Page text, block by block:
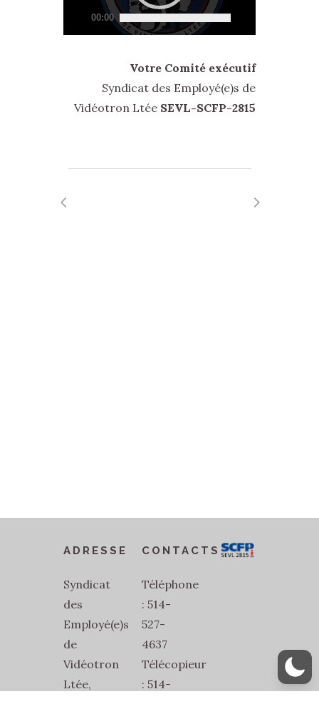
00:00
Votre Comité exécutif
Syndicat des Employé(e)s de
Vidéotron Ltée SEVL-SCFP-2815
ADRESSE
Syndicat
des
Employé(e)s
de
Vidéotron
Ltée,
CONTACTS
Téléphone
: 514-
527-
4637
Télécopieur
: 514-